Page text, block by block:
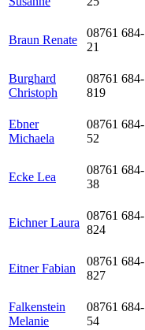
Braun Renate
08761 684-
21
Burghard
Christoph
08761 684-
819
Ebner
Michaela
08761 684-
52
Ecke Lea
08761 684-
38
Eichner Laura
08761 684-
824
Eitner Fabian
08761 684-
827
Falkenstein
Melanie
08761 684-
54